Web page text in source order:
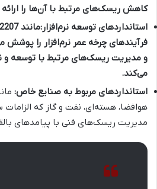
کاهش ریسک‌های مرتبط با آن‌ها را
استانداردهای توسعه نرم‌افزار:
فرآیندهای چرخه عمر نرم‌افزار را
و مدیریت ریسک‌های مرتبط با توسعه و
می‌کند.
استانداردهای مربوط به صنایع خاص:
هوافضا، هسته‌ای، نفت و گاز که
مدیریت ریسک‌های فنی با پیامدهای